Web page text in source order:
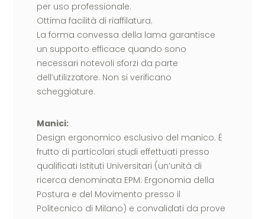
per uso professionale.
Ottima facilità di riaffilatura.
La forma convessa della lama garantisce
un supporto efficace quando sono
necessari notevoli sforzi da parte
dell’utilizzatore. Non si verificano
scheggiature.
Manici:
Design ergonomico esclusivo del manico. É
frutto di particolari studi effettuati presso
qualificati Istituti Universitari (un’unità di
ricerca denominata EPM: Ergonomia della
Postura e del Movimento presso il
Politecnico di Milano) e convalidati da prove